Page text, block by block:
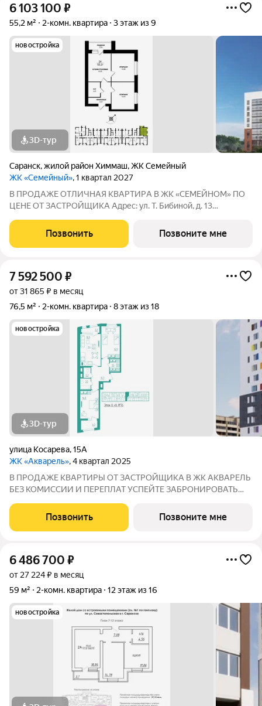
6 103 100 ₽
55,2 м² 2-комн. квартира 3 этаж из 9
новостройка
3D-тур
Саранск,жилой район Химмаш,ЖК Семейный
ЖК «Семейный», 1 квартал 2027
В ПРОДАЖЕ ОTЛИЧНAЯ КВАPТИPА В ЖК «СЕМЕЙНОМ» ПО
ЦЕНЕ ОТ ЗАСТРОЙЩИКА Адрес: ул. Т. Бибиной, д. 13
БАЗОВАЯ 13,9% НА ВЕСЬ СРОК КРЕДИТОВАНИЯ Сдача: IV
квартал 2026 года УCПEЙТЕ ЗAБРОНИPOВАТЬ КВАРТИРУ ДO
Позвонить Позвоните мне
7 592 500 ₽
от 31 865 ₽ в месяц
76,5 м²
2-комн. квартира 8 этаж из 18
новостройка
3D-тур
улица Косарева,15А
ЖК «Акварель», 4 квартал 2025
В ПРОДАЖЕ КВАРТИРЫ ОТ ЗАСТРОЙЩИКА В ЖК АКВАРЕЛЬ
БЕЗ КОМИССИИ И ПЕРЕПЛАТ УCПEЙТЕ ЗAБРОНИPOВАТЬ
выбрать Развитая инфраструктура школы, детсады,
Позвонить Позвоните мне
6 486 700 ₽
от 27 224 ₽ в месяц
59 м²
2-комн. квартира 12 этаж из 16
новостройка